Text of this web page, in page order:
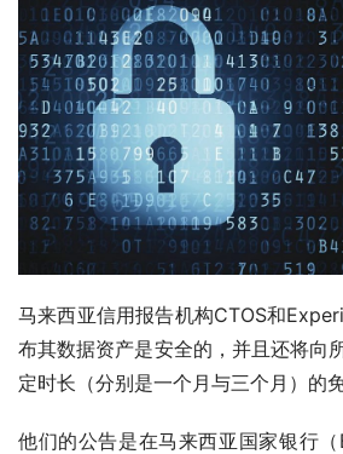
马来西亚信用报告机构CTOS和
布其数据资产是安全的，并且还将向
定时长（分别是一个月与三个月）的
他们的公告是在马来西亚国家银行